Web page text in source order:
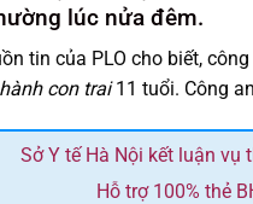
lúc nửa đêm.
tin của PLO cho biết,
con trai11 tuổi. Công
Sở Y tế Hà Nội kết luận
Hỗ trợ 100% thẻ